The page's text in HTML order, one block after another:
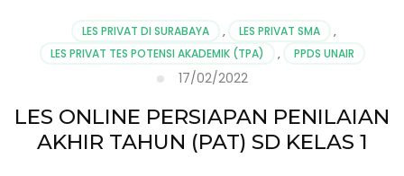
LES PRIVAT DI SURABAYA , LES PRIVAT SMA
,
LES PRIVAT TES POTENSI AKADEMIK (TPA)
, PPDS UNAIR
17/02/2022
LES ONLINE PERSIAPAN PENILAIAN
AKHIR TAHUN (PAT) SD KELAS 1